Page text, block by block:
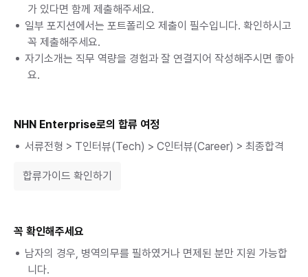
가 있다면 함께 제출해주세요.
일부 포지션에서는 포트폴리오 제출이 필수입니다. 확인하시고
꼭 제출해주세요.
자기소개는 직무 역량을 경험과 잘 연결지어 작성해주시면 좋아
요.
NHN Enterprise로의 합류 여정
서류전형 > T인터뷰(Tech) > C인터뷰(Career) > 최종합격
합류가이드 확인하기
꼭 확인해주세요
남자의 경우, 병역의무를 필하였거나 면제된 분만 지원 가능합
니다.